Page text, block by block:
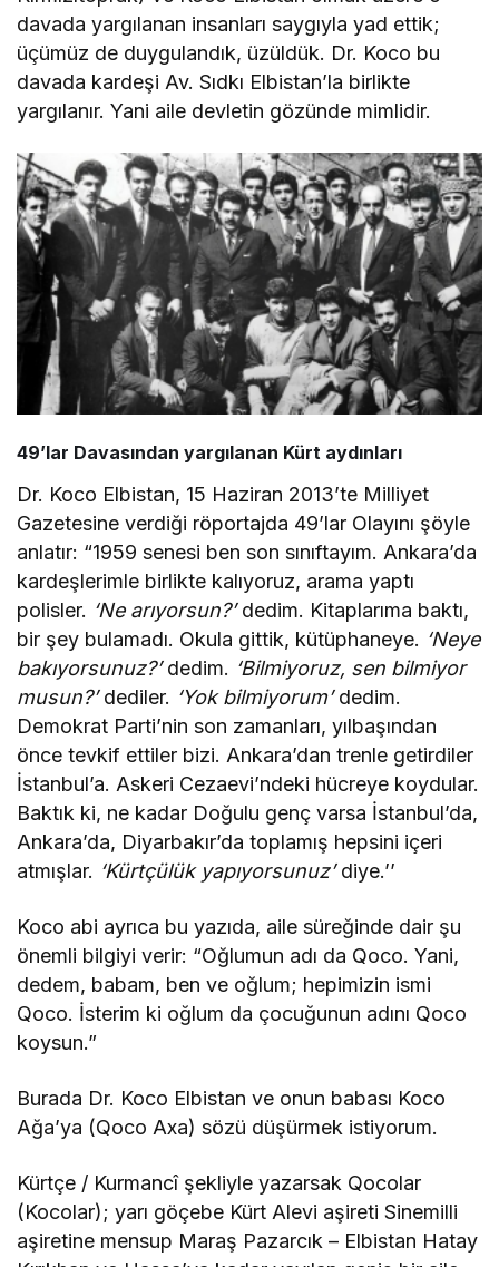
davada yargılanan insanları saygıyla yad ettik;
üçümüz de duygulandık, üzüldük. Dr. Koco bu
davada kardeşi Av. Sıdkı Elbistan’la birlikte
yargılanır. Yani aile devletin gözünde mimlidir.
49’lar Davasından yargılanan Kürt aydınları
Dr. Koco Elbistan, 15 Haziran 2013’te Milliyet
Gazetesine verdiği röportajda 49’lar Olayını şöyle
anlatır: “1959 senesi ben son sınıftayım. Ankara’da
kardeşlerimle birlikte kalıyoruz, arama yaptı
polisler. ‘Ne arıyorsun?’dedim. Kitaplarıma baktı,
bir şey bulamadı. Okula gittik, kütüphaneye. ‘Neye
bakıyorsunuz?’dedim. ‘Bilmiyoruz, sen bilmiyor
musun?’dediler. ‘Yok bilmiyorum’dedim.
Demokrat Parti’nin son zamanları, yılbaşından
önce tevkif ettiler bizi. Ankara’dan trenle getirdiler
İstanbul’a. Askeri Cezaevi’ndeki hücreye koydular.
Baktık ki, ne kadar Doğulu genç varsa İstanbul’da,
Ankara’da, Diyarbakır’da toplamış hepsini içeri
atmışlar. ‘Kürtçülük yapıyorsunuz’diye.’’
Koco abi ayrıca bu yazıda, aile süreğinde dair şu
önemli bilgiyi verir: “Oğlumun adı da Qoco. Yani,
dedem, babam, ben ve oğlum; hepimizin ismi
Qoco. İsterim ki oğlum da çocuğunun adını Qoco
koysun.”
Burada Dr. Koco Elbistan ve onun babası Koco
Ağa’ya (Qoco Axa) sözü düşürmek istiyorum.
Kürtçe / Kurmancî şekliyle yazarsak Qocolar
(Kocolar); yarı göçebe Kürt Alevi aşireti Sinemilli
aşiretine mensup Maraş Pazarcık – Elbistan Hatay